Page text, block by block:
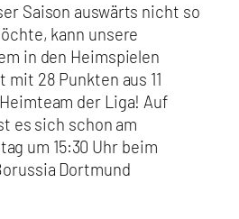
Saison auswärts nicht so
kann unsere
in den Heimspielen
28 Punkten aus 11
der Liga! Auf
es sich schon am
um 15:30 Uhr beim
Dortmund